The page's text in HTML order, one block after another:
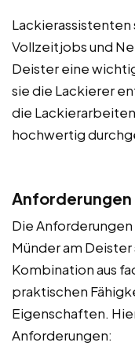
Vollzeitjobs und
Deister eine
sie die Lackierer
die
hochwertig
Anforderungen
Die
Münder am
Kombination aus
praktischen
Eigenschaften.
Anforderungen: